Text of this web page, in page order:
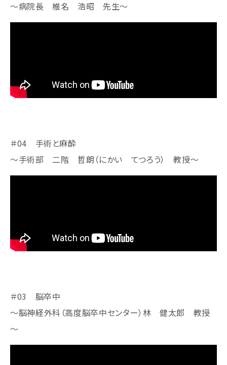
～病院長 椎名 浩昭 先生​​​​​～
＃04 手術と麻酔
～手術部 二階 哲朗（にかい てつろう） 教授​​​​​～
＃03 脳卒中
～脳神経外科（高度脳卒中センター）林 健太郎 教授​​​​​
～